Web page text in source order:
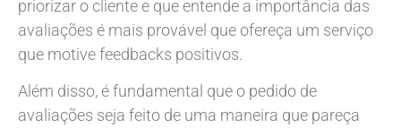
priorizar o cliente e que entende a importância das
avaliações é mais provável que ofereça um serviço
que motive feedbacks positivos.
Além disso, é fundamental que o pedido de
avaliações seja feito de uma maneira que pareça